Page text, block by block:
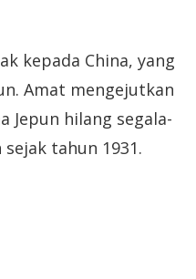
kepada China, yang
Amat mengejutkan
Jepun hilang segala-
tahun 1931.